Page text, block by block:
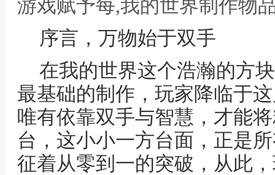
游戏赋予每,我的世界制作物
序言，万物始于双手
在我的世界这个浩瀚的方
最基础的制作，玩家降临于
唯有依靠双手与智慧，才能
台，这小小一方台面，正是
征着从零到一的突破，从此